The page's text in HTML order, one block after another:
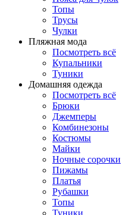
Топы
Трусы
Чулки
Пляжная мода
Посмотреть всё
Купальники
Туники
Домашняя одежда
Посмотреть всё
Брюки
Джемперы
Комбинезоны
Костюмы
Майки
Ночные сорочки
Пижамы
Платья
Рубашки
Топы
Туники